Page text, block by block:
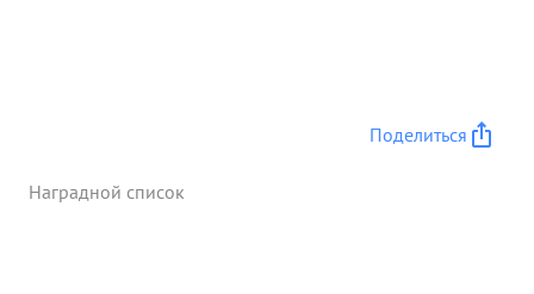
Поделиться
Наградной список